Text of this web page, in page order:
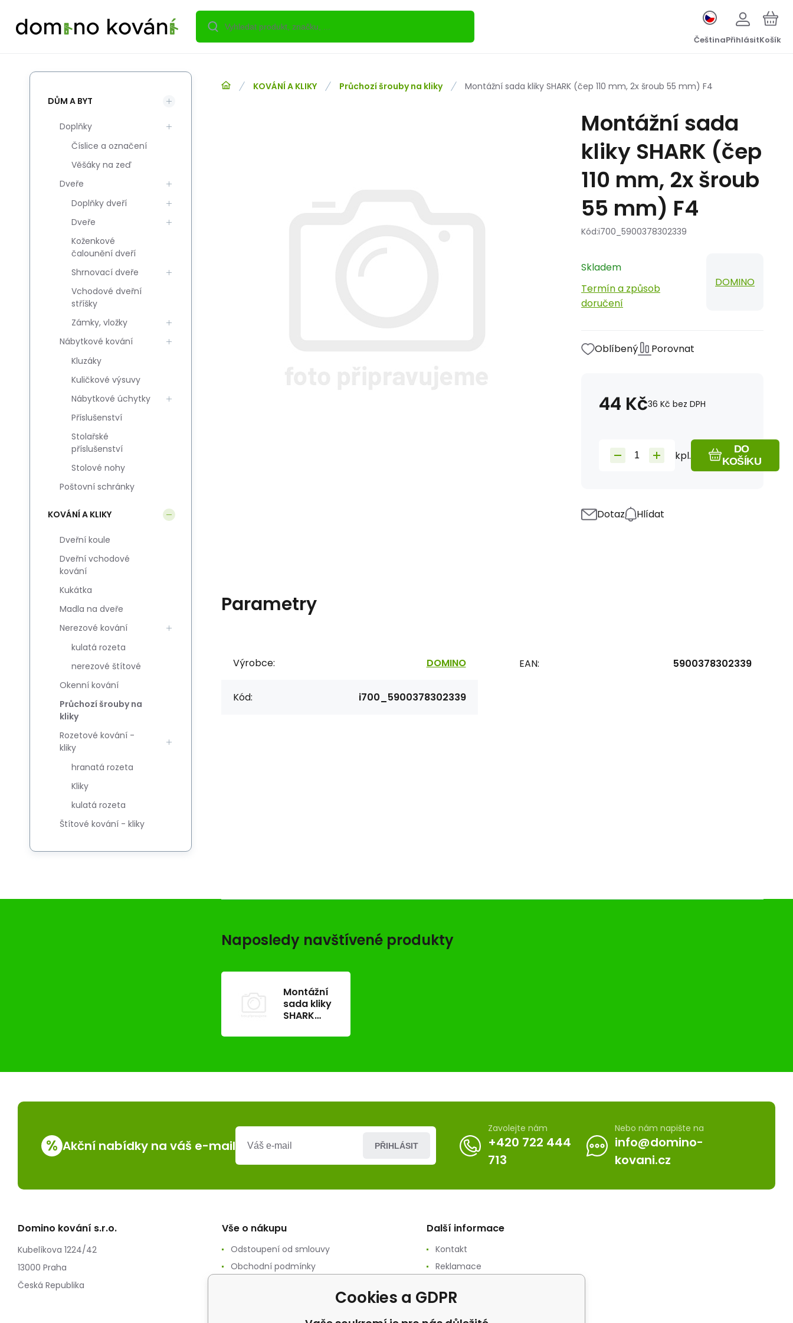
ČeštinaPřihlásitKošík
KOVÁNÍ A KLIKY Průchozí šrouby na kliky Montážní sada kliky SHARK (čep 110 mm, 2x šroub 55 mm) F4
Montážní sada
kliky SHARK (čep
110 mm, 2x šroub
55 mm) F4
Kód:i700_5900378302339
Skladem
Termín a způsob
doručení
DOMINO
Oblíbený Porovnat
44 Kč36 Kč bez DPH
kpl.
DO
KOŠÍKU
Dotaz Hlídat
Parametry
Výrobce: DOMINO
Kód: i700_5900378302339
EAN: 5900378302339
DŮM A BYT
Doplňky
Číslice a označení
Věšáky na zeď
Dveře
Doplňky dveří
Dveře
Koženkové
čalounění dveří
Shrnovací dveře
Vchodové dveřní
stříšky
Zámky, vložky
Nábytkové kování
Kluzáky
Kuličkové výsuvy
Nábytkové úchytky
Příslušenství
Stolařské
příslušenství
Stolové nohy
Poštovní schránky
KOVÁNÍ A KLIKY
Dveřní koule
Dveřní vchodové
kování
Kukátka
Madla na dveře
Nerezové kování
kulatá rozeta
nerezové štítové
Okenní kování
Průchozí šrouby na
kliky
Rozetové kování -
kliky
hranatá rozeta
Kliky
kulatá rozeta
Štítové kování - kliky
Naposledy navštívené produkty
Montážní
sada kliky
SHARK
mm, 2x
% Akční nabídky na váš e-mail PŘIHLÁSIT
Zavolejte nám
+420 722 444
713
Nebo nám napište na
info@domino-
kovani.cz
Domino kování s.r.o.
Kubelíkova 1224/42
13000 Praha
Česká Republika
Vše o nákupu
Odstoupení od smlouvy
Obchodní podmínky
Další informace
Kontakt
Reklamace
Cookies a GDPR